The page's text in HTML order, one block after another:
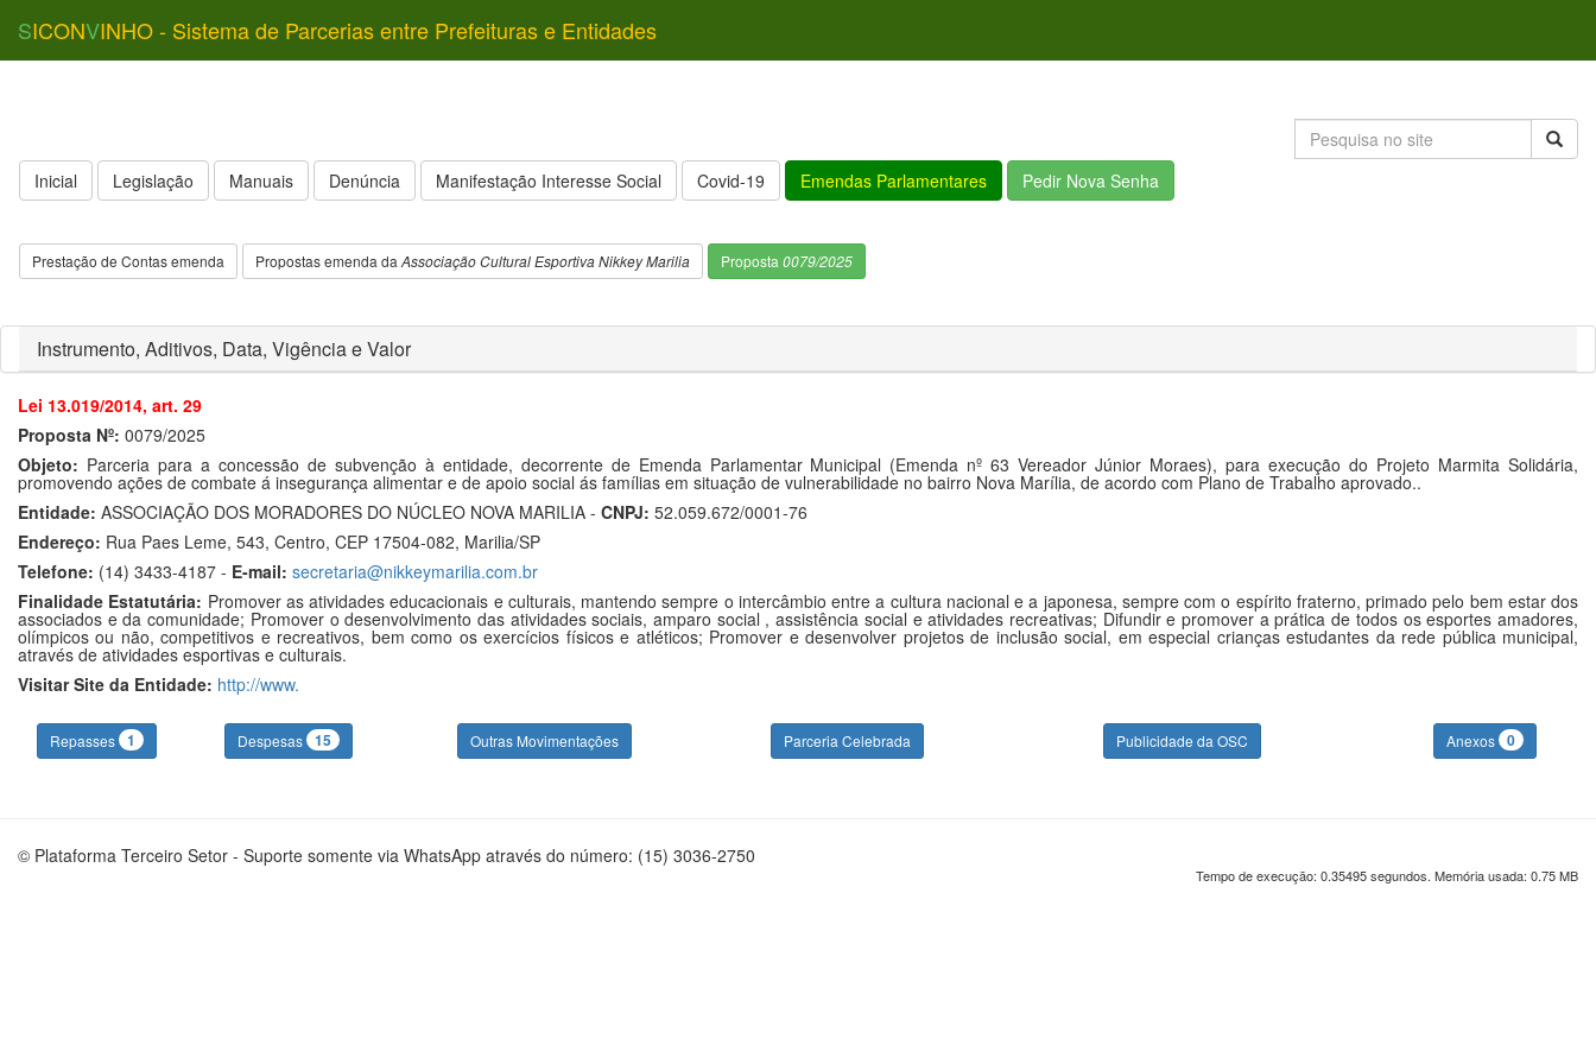
SICONVINHO - Sistema de Parcerias entre Prefeituras e Entidades
Inicial Legislação Manuais Denúncia Manifestação Interesse Social Covid-19 Emendas Parlamentares Pedir Nova Senha
Prestação de Contas emenda Propostas emenda da Associação Cultural Esportiva Nikkey Marilia Proposta 0079/2025
Instrumento, Aditivos, Data, Vigência e Valor
Lei 13.019/2014, art. 29
Proposta Nº: 0079/2025
Objeto: Parceria para a concessão de subvenção à entidade, decorrente de Emenda Parlamentar Municipal (Emenda nº 63 Vereador Júnior Moraes), para execução do Projeto Marmita Solidária,
promovendo ações de combate á insegurança alimentar e de apoio social ás famílias em situação de vulnerabilidade no bairro Nova Marília, de acordo com Plano de Trabalho aprovado..
Entidade: ASSOCIAÇÃO DOS MORADORES DO NÚCLEO NOVA MARILIA - CNPJ: 52.059.672/0001-76
Endereço: Rua Paes Leme, 543, Centro, CEP 17504-082, Marilia/SP
Telefone: (14) 3433-4187 - E-mail: secretaria@nikkeymarilia.com.br
Finalidade Estatutária: Promover as atividades educacionais e culturais, mantendo sempre o intercâmbio entre a cultura nacional e a japonesa, sempre com o espírito fraterno, primado pelo bem estar dos
associados e da comunidade; Promover o desenvolvimento das atividades sociais, amparo social , assistência social e atividades recreativas; Difundir e promover a prática de todos os esportes amadores,
olímpicos ou não, competitivos e recreativos, bem como os exercícios físicos e atléticos; Promover e desenvolver projetos de inclusão social, em especial crianças estudantes da rede pública municipal,
através de atividades esportivas e culturais.
Visitar Site da Entidade: http://www.
Repasses 1 Despesas 15 Outras Movimentações Parceria Celebrada Publicidade da OSC Anexos 0
© Plataforma Terceiro Setor - Suporte somente via WhatsApp através do número: (15) 3036-2750
Tempo de execução: 0.35495 segundos. Memória usada: 0.75 MB